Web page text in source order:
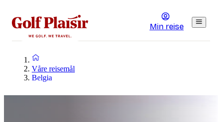
Min reise
Våre reisemål
Belgia